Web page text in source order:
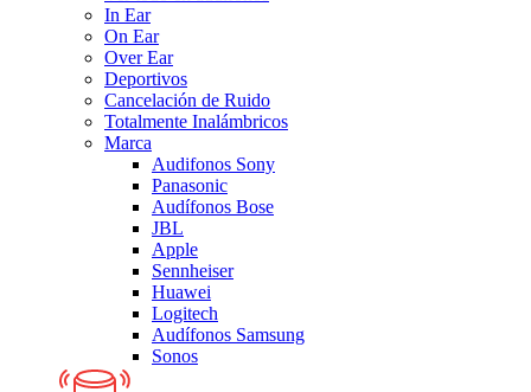
In Ear
On Ear
Over Ear
Deportivos
Cancelación de Ruido
Totalmente Inalámbricos
Marca
Audifonos Sony
Panasonic
Audífonos Bose
JBL
Apple
Sennheiser
Huawei
Logitech
Audífonos Samsung
Sonos